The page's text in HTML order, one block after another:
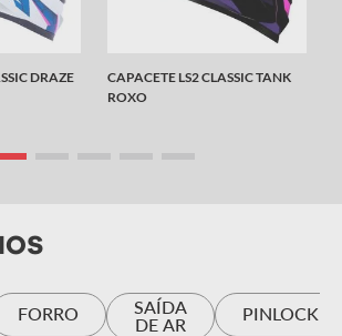
DRAZE
CAPACETE LS2 CLASSIC TANK
ROXO
FORRO
SAÍDA
DE AR
PINLOCK